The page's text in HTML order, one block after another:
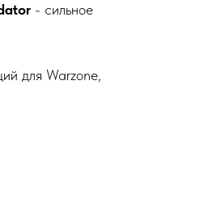
- сильное
для Warzone,